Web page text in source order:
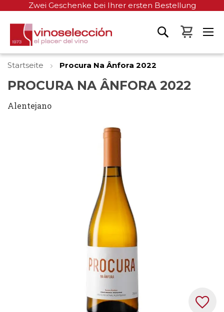
Zwei Geschenke bei Ihrer ersten Bestellung
Mein
Startseite Procura Na Ânfora 2022
PROCURA NA ÂNFORA 2022
Alentejano